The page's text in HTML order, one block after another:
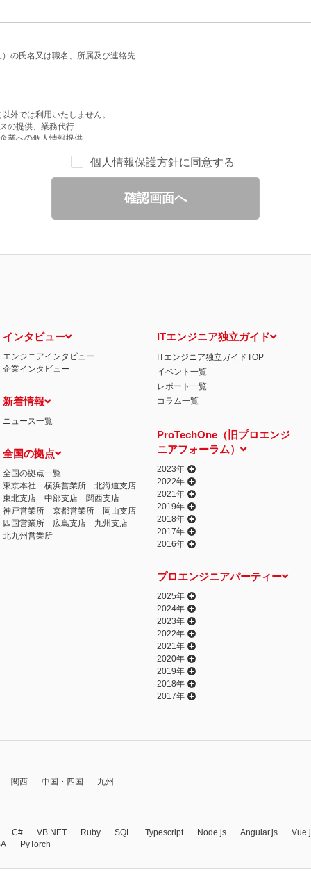
の氏名又は職名、所属及び連絡先
外では利用いたしません。
の提供、業務代行
業への個人情報提供
クされている広告の情報（クリック日や広告掲載サイトなど）を取得のうえ、
て第三者に提供することはありません。
口について
番8号 グレイスビル泉岳寺前
するプログラムを利用し、特定のサイトにおいて行動ターゲティング広告（サ
せん）。
たはき損の防止と是正、その他個人情報の安全管理のために必要かつ適切な措
等の問合せ先
個人情報保護方針に同意する
確認画面へ
インタビュー
エンジニアインタビュー
企業インタビュー
新着情報
ニュース一覧
全国の拠点
全国の拠点一覧
東京本社
横浜営業所
北海道支店
東北支店
中部支店
関西支店
神戸営業所
京都営業所
岡山支店
四国営業所
広島支店
九州支店
北九州営業所
ITエンジニア独立ガイド
ITエンジニア独立ガイドTOP
イベント一覧
レポート一覧
コラム一覧
ProTechOne（旧プロエンジ
ニアフォーラム）
2023年
2022年
2021年
2019年
2018年
2017年
2016年
プロエンジニアパーティー
2025年
2024年
2023年
2022年
2021年
2020年
2019年
2018年
2017年
関西 中国・四国 九州
C# VB.NET Ruby SQL Typescript Node.js Angular.js
PyTorch